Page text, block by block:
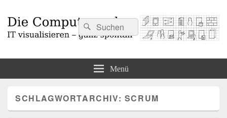
Suchen
nach:
Suchen
Menü
SCHLAGWORTARCHIV: SCRUM